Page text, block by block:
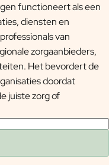
functioneert als een
diensten en
van
zorgaanbieders,
Het bevordert de
doordat
juiste zorg of